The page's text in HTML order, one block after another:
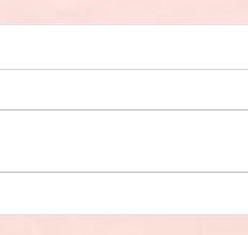
【学問の自由】シュタイン